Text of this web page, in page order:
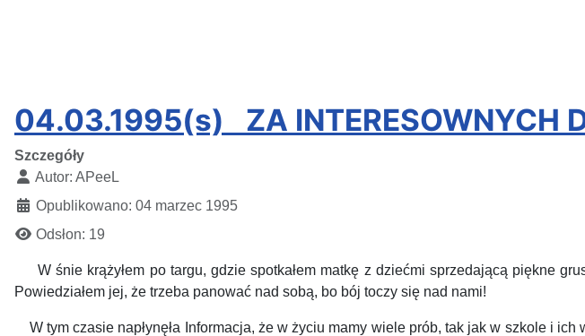
04.03.1995(s) ZA INTERESOWNYCH
Szczegóły
Autor: APeeL
Opublikowano: 04 marzec 1995
Odsłon: 19
W śnie krążyłem po targu, gdzie spotkałem matkę z dziećmi sprzedającą piękne
Powiedziałem jej, że trzeba panować nad sobą, bo bój toczy się nad nami!
W tym czasie napłynęła Informacja, że w życiu mamy wiele prób, tak jak w szkole i